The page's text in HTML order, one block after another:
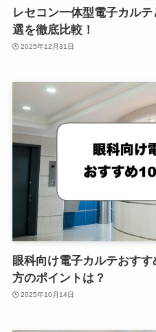
レセコン一体型電子カル
選を徹底比較！
2025年12月31日
眼科向け電子カルテおす
方のポイントは？
2025年10月14日